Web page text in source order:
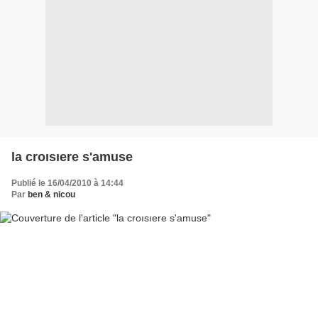
la croısıere s'amuse
Publié le 16/04/2010 à 14:44
Par ben & nicou